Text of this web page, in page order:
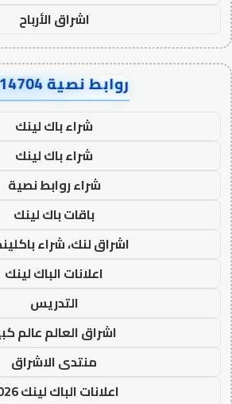
اشراق الأرباح
روابط نصية AA14704
شراء باك لينك
شراء باك لينك
شراء روابط نصية
باقات باك لينك
اشراق لنك، شراء
اعلانات الباك لينك
التدريس
اشراق العالم عالم
منتدى الاشراق
اعلانات الباك لينك 2026